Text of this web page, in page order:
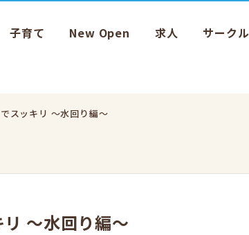
子育て New Open 求人 サークル
スッキリ ～水回り編～
～水回り編～